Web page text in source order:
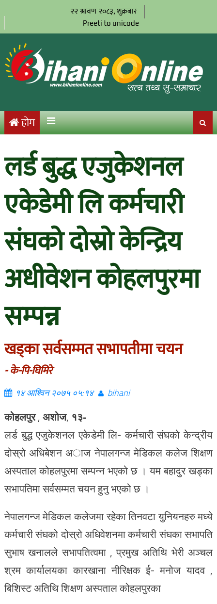
२२ श्रावण २०८३, शुक्रबार
Preeti to unicode
होम
लर्ड बुद्ध एजुकेशनल
एकेडेमी लि कर्मचारी
संघको दोस्रो केन्द्रिय
अधीवेशन कोहलपुरमा
सम्पन्न
खड्का सर्वसम्मत सभापतीमा चयन
- के-पि-घिमिरे
१४ आश्विन २०७५ ०५:१४ bihani
कोहलपुर,अशोज, १३-
लर्ड बुद्ध एजुकेशनल एकेडेमी लि- कर्मचारी संघको केन्द्रीय
दोस्रो अधिबेशन अाज नेपालगन्ज मेडिकल कलेज शिक्षण
अस्पताल कोहलपुरमा सम्पन्न भएको छ । यम बहादुर खड्का
सभापतिमा सर्वसम्मत चयन हुनु भएको छ ।
नेपालगन्ज मेडिकल कलेजमा रहेका तिनवटा युनियनहरु मध्ये
कर्मचारी संघको दोस्रो अधिवेशनमा कर्मचारी संघका सभापति
सुभाष खनालले सभापतित्वमा , प्रमुख अतिथि भेरी अञ्चल
श्रम कार्यालयका कारखाना नीरिक्षक ई- मनोज यादव ,
बिशिस्ट अतिथि शिक्षण अस्पताल कोहलपुरका